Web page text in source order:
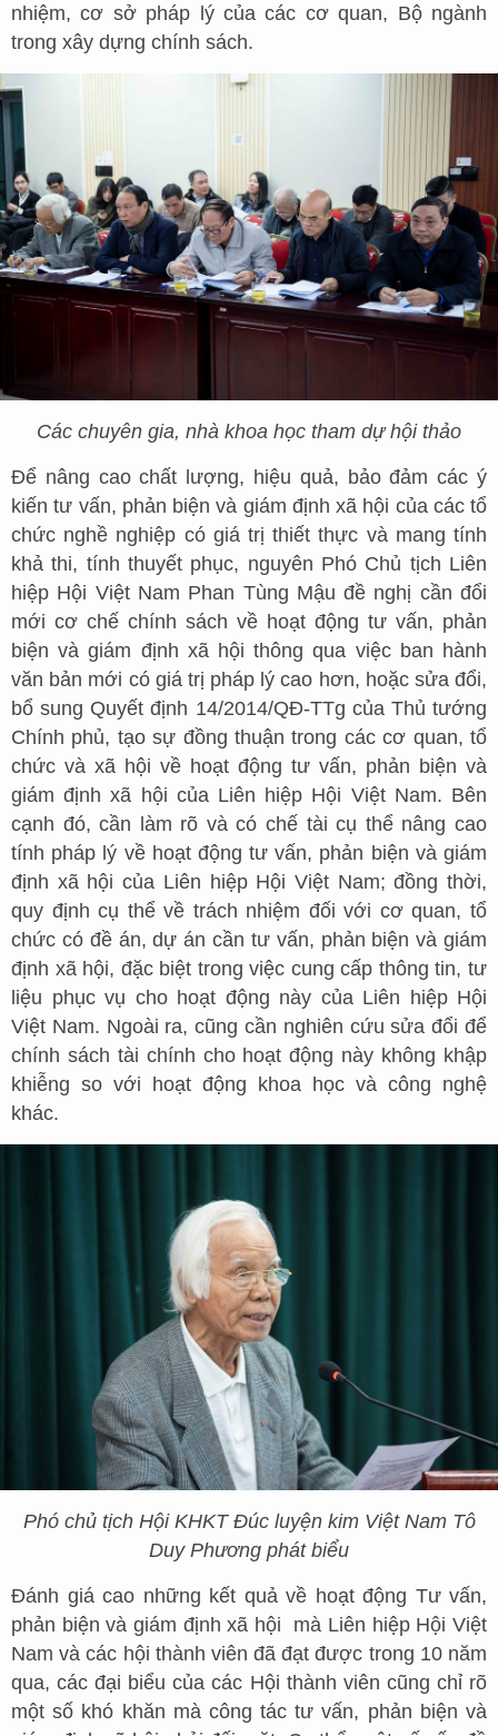
nhiệm, cơ sở pháp lý của các cơ quan, Bộ ngành
trong xây dựng chính sách.
Các chuyên gia, nhà khoa học tham dự hội thảo
Để nâng cao chất lượng, hiệu quả, bảo đảm các ý
kiến tư vấn, phản biện và giám định xã hội của các tổ
chức nghề nghiệp có giá trị thiết thực và mang tính
khả thi, tính thuyết phục, nguyên Phó Chủ tịch Liên
hiệp Hội Việt Nam Phan Tùng Mậu đề nghị cần đổi
mới cơ chế chính sách về hoạt động tư vấn, phản
biện và giám định xã hội thông qua việc ban hành
văn bản mới có giá trị pháp lý cao hơn, hoặc sửa đổi,
bổ sung Quyết định 14/2014/QĐ-TTg của Thủ tướng
Chính phủ, tạo sự đồng thuận trong các cơ quan, tổ
chức và xã hội về hoạt động tư vấn, phản biện và
giám định xã hội của Liên hiệp Hội Việt Nam. Bên
cạnh đó, cần làm rõ và có chế tài cụ thể nâng cao
tính pháp lý về hoạt động tư vấn, phản biện và giám
định xã hội của Liên hiệp Hội Việt Nam; đồng thời,
quy định cụ thể về trách nhiệm đối với cơ quan, tổ
chức có đề án, dự án cần tư vấn, phản biện và giám
định xã hội, đặc biệt trong việc cung cấp thông tin, tư
liệu phục vụ cho hoạt động này của Liên hiệp Hội
Việt Nam. Ngoài ra, cũng cần nghiên cứu sửa đổi để
chính sách tài chính cho hoạt động này không khập
khiễng so với hoạt động khoa học và công nghệ
khác.
Phó chủ tịch Hội KHKT Đúc luyện kim Việt Nam Tô
Duy Phương phát biểu
Đánh giá cao những kết quả về hoạt động Tư vấn,
phản biện và giám định xã hội mà Liên hiệp Hội Việt
Nam và các hội thành viên đã đạt được trong 10 năm
qua, các đại biểu của các Hội thành viên cũng chỉ rõ
một số khó khăn mà công tác tư vấn, phản biện và